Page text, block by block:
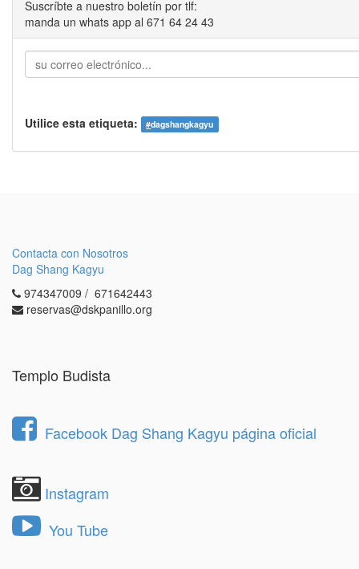
Suscríbte a nuestro boletín por tlf:
manda un whats app al 671 64 24 43
Utilice esta etiqueta: #dagshangkagyu
Contacta con Nosotros
Dag Shang Kagyu
974347009 / 671642443
reservas@dskpanillo.org
Templo Budista
Facebook Dag Shang Kagyu página oficial
Instagram
You Tube